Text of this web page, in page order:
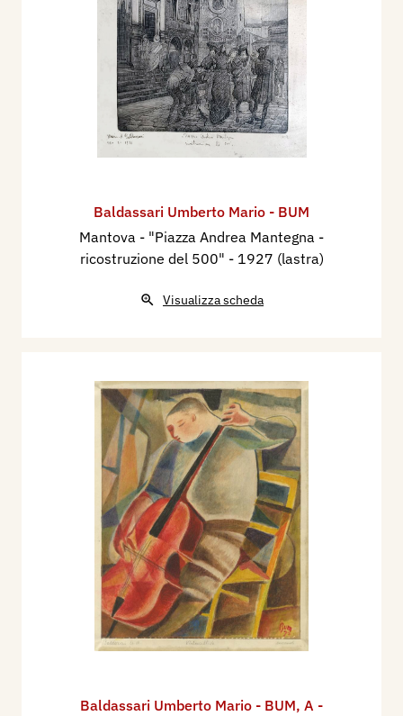
Baldassari Umberto Mario - BUM
Mantova - "Piazza Andrea Mantegna -
ricostruzione del 500" - 1927 (lastra)
Visualizza scheda
Baldassari Umberto Mario - BUM, A -